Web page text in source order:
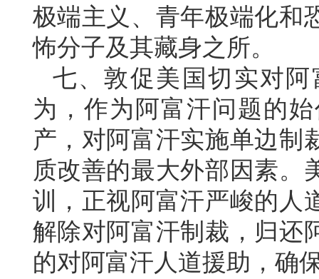
极端主义、青年极端化和
怖分子及其藏身之所。
七、敦促美国切实对
为，作为阿富汗问题的
产，对阿富汗实施单边制
质改善的最大外部因素。
训，正视阿富汗严峻的人
解除对阿富汗制裁，归还
的对阿富汗人道援助，确